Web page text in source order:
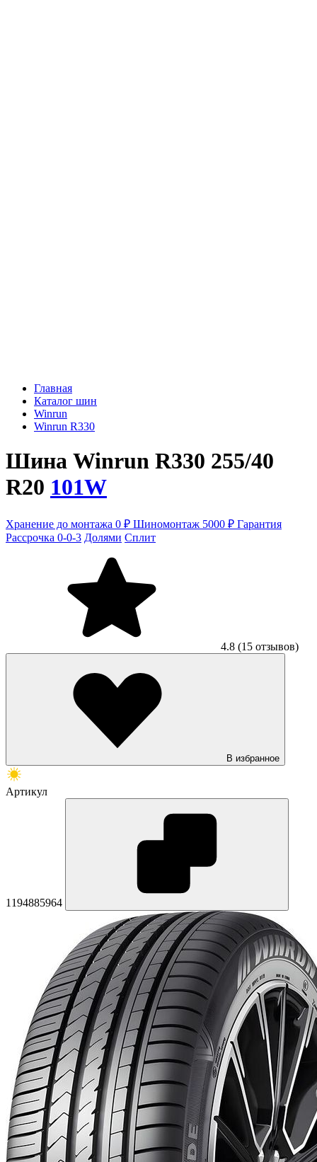
Главная
Каталог шин
Winrun
Winrun R330
Шина Winrun R330 255/40
R20 101W
Хранение до монтажа 0 ₽ Шиномонтаж 5000 ₽ Гарантия
Рассрочка 0-0-3 Долями Сплит
4.8 (15 отзывов)
В избранное
Артикул
1194885964